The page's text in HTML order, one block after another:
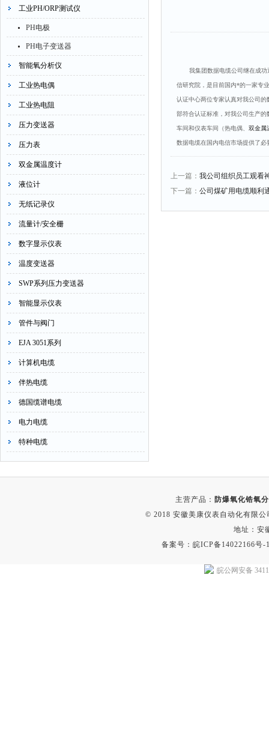
工业PH/ORP测试仪
PH电极
PH电子变送器
智能氧分析仪
工业热电偶
工业热电阻
压力变送器
压力表
双金属温度计
液位计
无纸记录仪
流量计/安全栅
数字显示仪表
温度变送器
SWP系列压力变送器
智能显示仪表
管件与阀门
EJA 3051系列
计算机电缆
伴热电缆
德国缆谱电缆
电力电缆
特种电缆
我集团数据电缆公司继在成
信研究院，是目前国内*的一家专
认证中心两位专家认真对我公司
部符合认证标准，对我公司生产
车间和仪表车间（热电偶、 双金属
数据电缆在国内电信市场提供了
上一篇： 我公司组织员工观看
下一篇： 公司煤矿用电缆顺利
主营产品： 防爆氧化锆氧
© 2018 安徽美康仪表自动化有限
地址：安
备案号：皖ICP备14022166号-
皖公网安备